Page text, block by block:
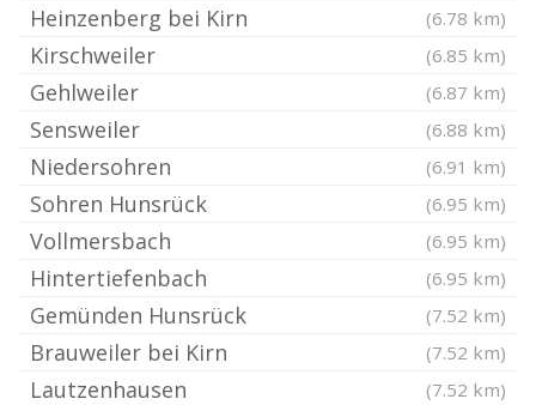
Heinzenberg bei Kirn (6.78 km)
Kirschweiler (6.85 km)
Gehlweiler (6.87 km)
Sensweiler (6.88 km)
Niedersohren (6.91 km)
Sohren Hunsrück (6.95 km)
Vollmersbach (6.95 km)
Hintertiefenbach (6.95 km)
Gemünden Hunsrück (7.52 km)
Brauweiler bei Kirn (7.52 km)
Lautzenhausen (7.52 km)